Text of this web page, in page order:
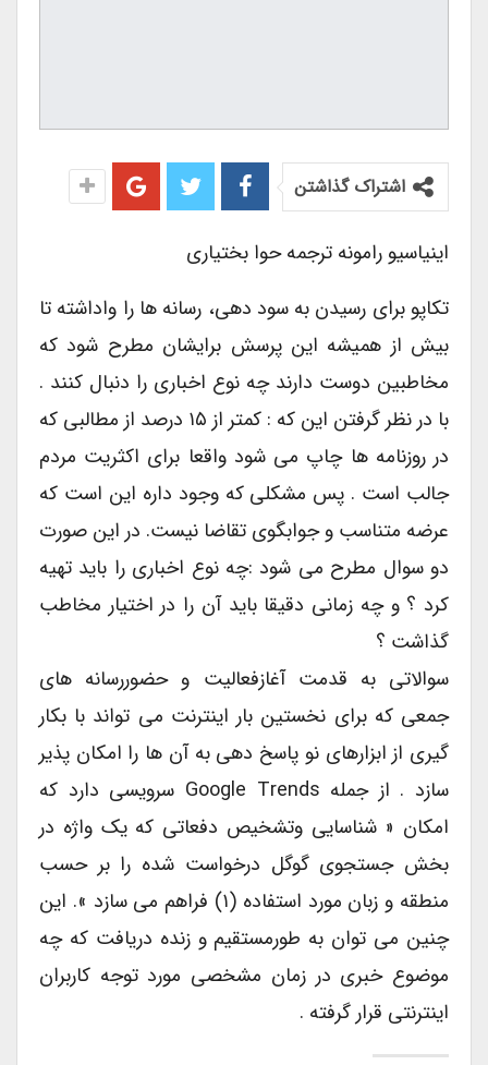
اشتراک گذاشتن
اینیاسیو رامونه ترجمه حوا بختیاری
تکاپو برای رسیدن به سود دهی، رسانه ها را واداشته تا
بیش از همیشه این پرسش برایشان مطرح شود که
مخاطبین دوست دارند چه نوع اخباری را دنبال کنند .
با در نظر گرفتن این که : کمتر از ۱۵ درصد از مطالبی که
در روزنامه ها چاپ می شود واقعا برای اکثریت مردم
جالب است . پس مشکلی که وجود داره این است که
عرضه متناسب و جوابگوی تقاضا نیست. در این صورت
دو سوال مطرح می شود :چه نوع اخباری را باید تهیه
کرد ؟ و چه زمانی دقیقا باید آن را در اختیار مخاطب
گذاشت ؟
سوالاتی به قدمت آغازفعالیت و حضوررسانه های
جمعی که برای نخستین بار اینترنت می تواند با بکار
گیری از ابزارهای نو پاسخ دهی به آن ها را امکان پذیر
سازد . از جمله Google Trends سرویسی دارد که
امکان « شناسایی وتشخیص دفعاتی که یک واژه در
بخش جستجوی گوگل درخواست شده را بر حسب
منطقه و زبان مورد استفاده (۱) فراهم می سازد ». این
چنین می توان به طورمستقیم و زنده دریافت که چه
موضوع خبری در زمان مشخصی مورد توجه کاربران
اینترنتی قرار گرفته .